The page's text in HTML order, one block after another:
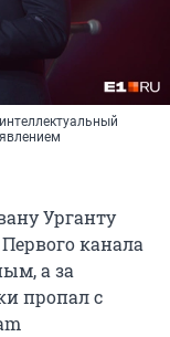
Урганту
канала
а за
пропал с